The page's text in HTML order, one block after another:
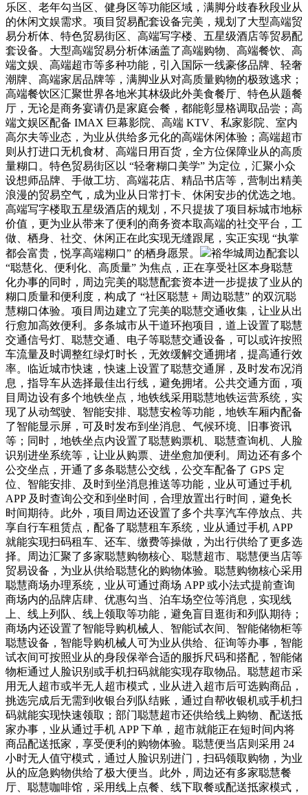
乐区、老年勾当区、健身区等功能区域，满脚分歧春秋段业从
的休闲文娱需求。项目贸易配套设备完美，规划了大型高端贸
易分析体、特色贸易街区、高端写字楼、五星级酒店等贸易配
套设备。大型高端贸易分析体涵盖了高端购物、高端餐饮、高
端文娱、高端超市等多种功能，引入国际一线豪侈品牌、轻奢
潮牌、高端家居品牌等，满脚业从对高质量购物的极致逃求；
高端餐饮区汇聚世界各地米其林级此外美食餐厅、特色从题餐
厅，无论是商务宴请仍是家庭会餐，都能彰显格调取品尝；高
端文娱区配备 IMAX 巨幕影院、高端 KTV、私家影院、室内
高尔夫等业态，为业从供给多元化的高端休闲体验；高端超市
则从打进口无机食材、高端日用百货，全方位保障业从的高质
量糊口。特色贸易街区以 “轻奢糊口美学” 为定位，汇聚小众
设想师品牌、手做工坊、高端花店、精品书店等，营制出精美
浪漫的贸易空气，成为业从日常打卡、休闲安步的优选之地。
高端写字楼取五星级酒店的规划，不只提拔了项目标城市地标
价值，更为业从带来了便利的商务资本取高端的社交平台，工
做、栖身、社交、休闲正在此实现无缝跟尾，实正实现 “执掌
都会富贵，悦享高端糊口” 的栖身愿景。
裕华城周边配套以
“聪慧化、便利化、高质量” 为焦点，正在享受社区本身聪慧
化办事的同时，周边完美的聪慧配套资本进一步提拔了业从的
糊口质量和便利度，构成了 “社区聪慧 + 周边聪慧” 的双沉聪
慧糊口体验。项目周边建立了完美的聪慧交通收集，让业从出
行愈加高效便利。多条城市从干道环抱项目，道上设置了聪慧
交通信号灯、聪慧交通、电子等聪慧交通设备，可以或许按照
车流量及时调整红绿灯时长，无效缓解交通拥堵，提高通行效
率。临近城市快速，快速上设置了聪慧交通屏，及时发布况消
息，指导车从选择最佳出行线，避免拥堵。公共交通方面，项
目周边设有多个地铁坐点，地铁线采用聪慧地铁运营系统，实
现了从动驾驶、智能安排、聪慧安检等功能，地铁车厢内配备
了智能显示屏，可及时发布到坐消息、气候环境、旧事资讯
等；同时，地铁坐点内设置了聪慧购票机、聪慧查询机、人脸
识别进坐系统等，让业从购票、进坐愈加便利。周边还有多个
公交坐点，开通了多条聪慧公交线，公交车配备了 GPS 定
位、智能安排、及时到坐消息推送等功能，业从可通过手机
APP 及时查询公交和到坐时间，合理放置出行时间，避免长
时间期待。此外，项目周边还设置了多个共享汽车停放点、共
享自行车租赁点，配备了聪慧租车系统，业从通过手机 APP
就能实现扫码租车、还车、缴费等操做，为出行供给了更多选
择。周边汇聚了多家聪慧购物核心、聪慧超市、聪慧便当店等
贸易设备，为业从供给聪慧化的购物体验。聪慧购物核心采用
聪慧商场办理系统，业从可通过商场 APP 或小法式提前查询
商场内的品牌店肆、优惠勾当、泊车场空位等消息，实现线
上、线上列队、线上领取等功能，避免盲目逛街和列队期待；
商场内还设置了智能导购机械人、智能试衣间、智能储物柜等
聪慧设备，智能导购机械人可为业从供给、征询等办事，智能
试衣间可按照业从的身段保举合适的服拆尺码和搭配，智能储
物柜通过人脸识别或手机扫码就能实现存取物品。聪慧超市采
用无人超市或半无人超市模式，业从进入超市后可选购商品，
挑选完成后无需到收银台列队结账，通过自帮收银机或手机扫
码就能实现快速领取；部门聪慧超市还供给线上购物、配送抵
家办事，业从通过手机 APP 下单，超市就能正在短时间内将
商品配送抵家，享受便利的购物体验。聪慧便当店则采用 24
小时无人值守模式，通过人脸识别进门，扫码领取购物，为业
从的应急购物供给了极大便当。此外，周边还有多家聪慧餐
厅、聪慧咖啡馆，采用线上点餐、线下取餐或配送抵家模式，